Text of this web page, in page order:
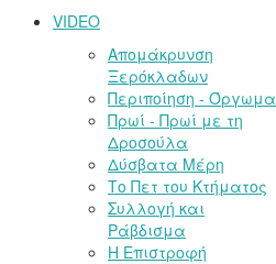
VIDEO
Απομάκρυνση
Ξερόκλαδων
Περιποίηση - Όργωμα
Πρωί - Πρωί με τη
Δροσούλα
Δύσβατα Μέρη
Το Πετ του Κτήματος
Συλλογή και
Ράβδισμα
Η Επιστροφή